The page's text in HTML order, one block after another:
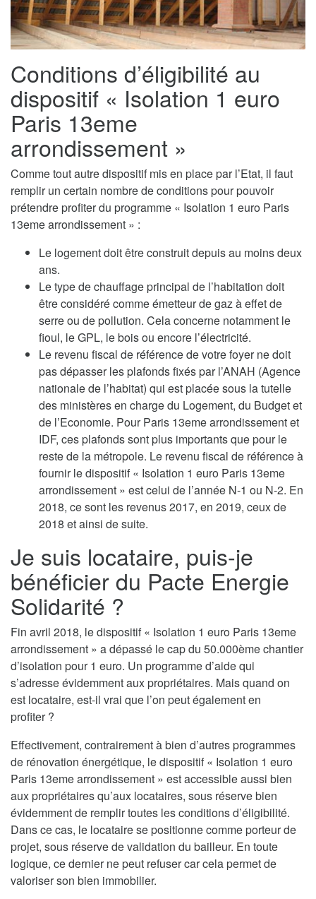
Conditions d’éligibilité au
dispositif « Isolation 1 euro
Paris 13eme
arrondissement »
Comme tout autre dispositif mis en place par l’Etat, il faut
remplir un certain nombre de conditions pour pouvoir
prétendre profiter du programme « Isolation 1 euro Paris
13eme arrondissement » :
Le logement doit être construit depuis au moins deux
ans.
Le type de chauffage principal de l’habitation doit
être considéré comme émetteur de gaz à effet de
serre ou de pollution. Cela concerne notamment le
fioul, le GPL, le bois ou encore l’électricité.
Le revenu fiscal de référence de votre foyer ne doit
pas dépasser les plafonds fixés par l’ANAH (Agence
nationale de l’habitat) qui est placée sous la tutelle
des ministères en charge du Logement, du Budget et
de l’Economie. Pour Paris 13eme arrondissement et
IDF, ces plafonds sont plus importants que pour le
reste de la métropole. Le revenu fiscal de référence à
fournir le dispositif « Isolation 1 euro Paris 13eme
arrondissement » est celui de l’année N-1 ou N-2. En
2018, ce sont les revenus 2017, en 2019, ceux de
2018 et ainsi de suite.
Je suis locataire, puis-je
bénéficier du Pacte Energie
Solidarité ?
Fin avril 2018, le dispositif « Isolation 1 euro Paris 13eme
arrondissement » a dépassé le cap du 50.000ème chantier
d’isolation pour 1 euro. Un programme d’aide qui
s’adresse évidemment aux propriétaires. Mais quand on
est locataire, est-il vrai que l’on peut également en
profiter ?
Effectivement, contrairement à bien d’autres programmes
de rénovation énergétique, le dispositif « Isolation 1 euro
Paris 13eme arrondissement » est accessible aussi bien
aux propriétaires qu’aux locataires, sous réserve bien
évidemment de remplir toutes les conditions d’éligibilité.
Dans ce cas, le locataire se positionne comme porteur de
projet, sous réserve de validation du bailleur. En toute
logique, ce dernier ne peut refuser car cela permet de
valoriser son bien immobilier.